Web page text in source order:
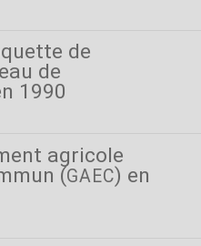
de
de
1990
agricole
(GAEC) en